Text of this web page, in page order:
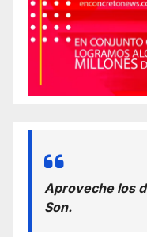
Aproveche los
Son.